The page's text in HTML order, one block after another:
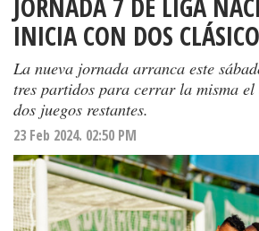
JORNADA 7 DE LIGA
INICIA CON DOS
La nueva jornada arranca este
tres partidos para cerrar la misma
dos juegos restantes.
23 Feb 2024. 02:50 PM